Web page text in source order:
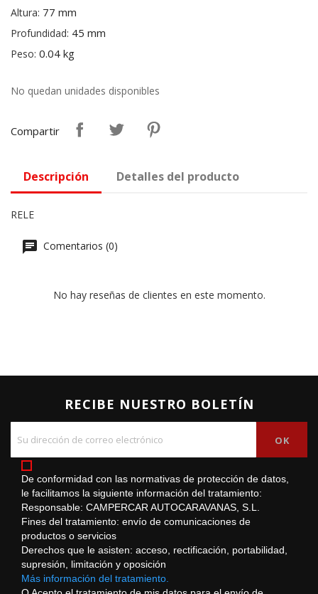
Altura: 77 mm
Profundidad: 45 mm
Peso: 0.04 kg
No quedan unidades disponibles
Compartir
Descripción Detalles del producto
RELE
Comentarios (0)
No hay reseñas de clientes en este momento.
RECIBE NUESTRO BOLETÍN
De conformidad con las normativas de protección de datos,
le facilitamos la siguiente información del tratamiento:
Responsable: CAMPERCAR AUTOCARAVANAS, S.L.
Fines del tratamiento: envío de comunicaciones de
productos o servicios
Derechos que le asisten: acceso, rectificación, portabilidad,
supresión, limitación y oposición
Más información del tratamiento.